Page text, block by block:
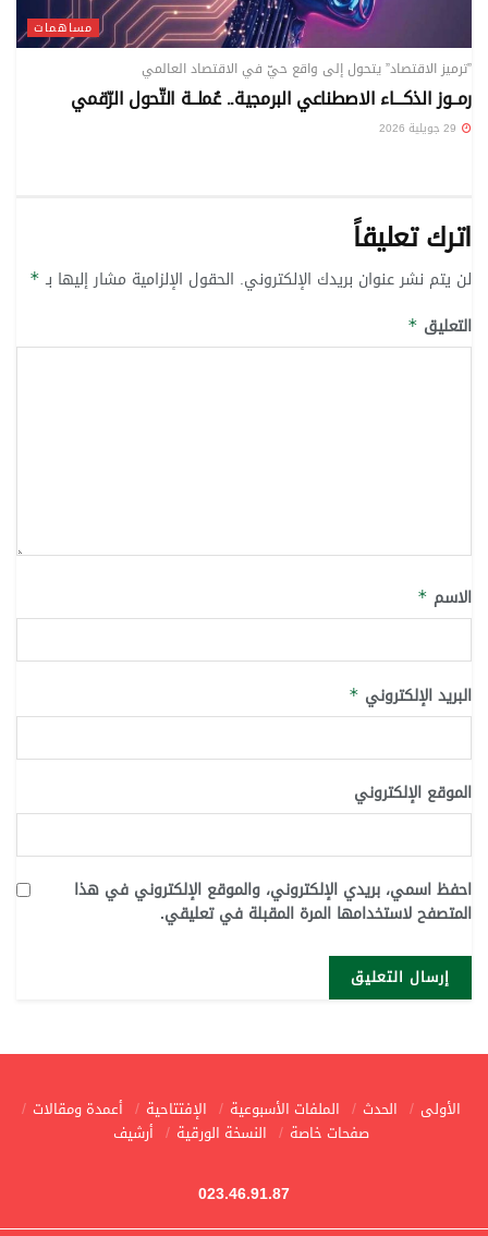
مساهمات
”ترميز الاقتصاد” يتحول إلى واقع حيّ في الاقتصاد العالمي
رمــوز الذكـــاء الاصطناعي البرمجية.. عُملــة التّحول الرّقمي
اترك تعليقاً
لن يتم نشر عنوان بريدك الإلكتروني. الحقول الإلزامية مشار إليها بـ *
التعليق *
الاسم *
البريد الإلكتروني *
الموقع الإلكتروني
احفظ اسمي، بريدي الإلكتروني، والموقع الإلكتروني في هذا
المتصفح لاستخدامها المرة المقبلة في تعليقي.
الأولى الحدث الملفات الأسبوعية الإفتتاحية
أعمدة ومقالات
صفحات خاصة
النسخة الورقية أرشيف
023.46.91.87